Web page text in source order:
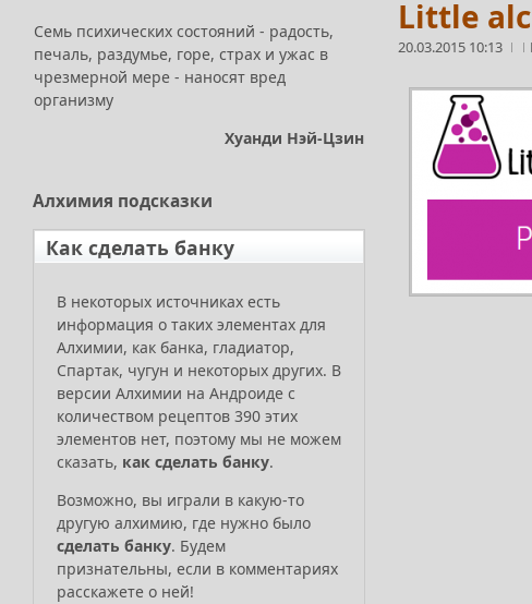
Little
20.03.2015 10:13
Семь психических состояний - радость,
печаль, раздумье, горе, страх и ужас в
чрезмерной мере - наносят вред
организму
Хуанди Нэй-Цзин
Алхимия подсказки
Как сделать банку
В некоторых источниках есть
информация о таких элементах для
Алхимии, как банка, гладиатор,
Спартак, чугун и некоторых других. В
версии Алхимии на Андроиде с
количеством рецептов 390 этих
элементов нет, поэтому мы не можем
сказать, как сделать банку.
Возможно, вы играли в какую-то
другую алхимию, где нужно было
сделать банку. Будем
признательны, если в комментариях
расскажете о ней!